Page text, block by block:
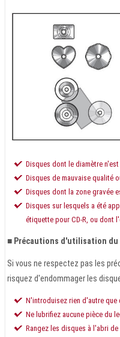
Disques dont le diamètre
Disques de mauvaise qualité
Disques dont la zone gravée
Disques sur lesquels a été
étiquette pour CD-R, ou dont
■ Précautions d'utilisation
Si vous ne respectez pas les
risquez d'endommager les
N'introduisez rien d'autre que
Ne lubrifiez aucune pièce du
Rangez les disques à l'abri